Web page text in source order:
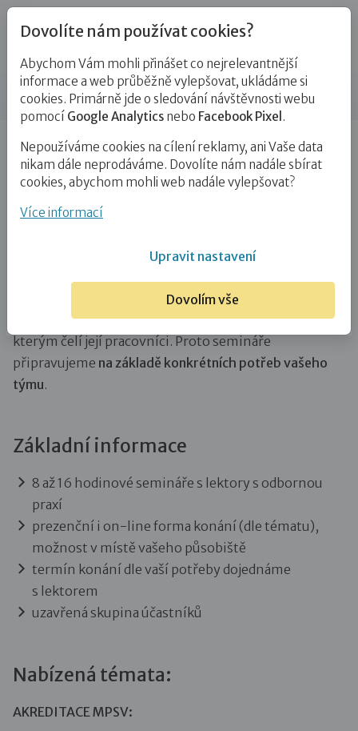
Vzdělávání na klíč
Úvod Vzdělávání Vzdělávání na klíč
Semináře na míru
Rozvíjejte své profesní kompetence smysluplně,
akreditované semináře na míru
Ministerstvo práce a sociálních věcí (MPSV).
Každá organizace je jedinečná – stejně jako výzvy,
kterým čelí její pracovníci. Proto semináře
připravujeme na základě konkrétních potřeb vašeho
týmu.
Základní informace
8 až 16 hodinové semináře s lektory s odbornou
praxí
prezenční i on-line forma konání (dle tématu),
možnost v místě vašeho působiště
termín konání dle vaší potřeby dojednáme
s lektorem
uzavřená skupina účastníků
Nabízená témata:
AKREDITACE MPSV:
Dovolíte nám používat cookies?
Abychom Vám mohli přinášet co nejrelevantnější
informace a web průběžně vylepšovat, ukládáme si
cookies. Primárně jde o sledování návštěvnosti webu
pomocí Google Analytics nebo Facebook Pixel .
Nepoužíváme cookies na cílení reklamy, ani Vaše data
nikam dále neprodáváme. Dovolíte nám nadále sbírat
cookies, abychom mohli web nadále vylepšovat?
Více informací
Upravit nastavení
Dovolím vše